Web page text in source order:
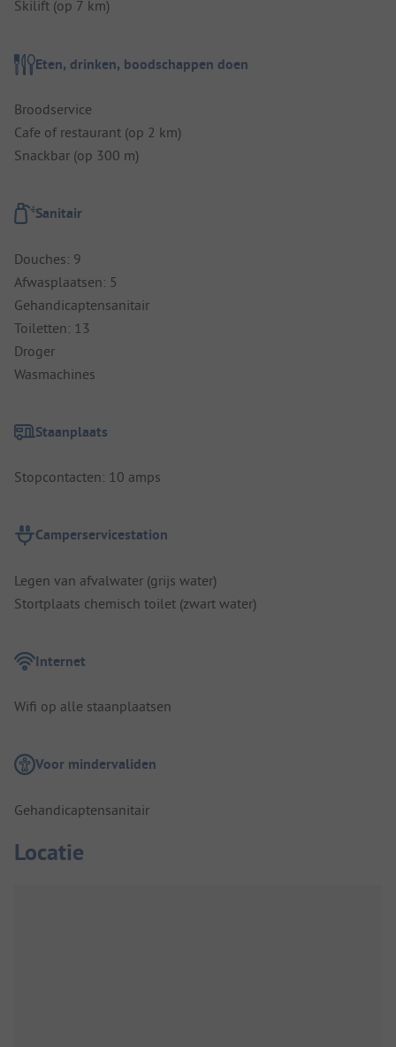
Skilift (op 7 km)
Eten, drinken, boodschappen doen
Broodservice
Cafe of restaurant (op 2 km)
Snackbar (op 300 m)
Sanitair
Douches: 9
Afwasplaatsen: 5
Gehandicaptensanitair
Toiletten: 13
Droger
Wasmachines
Staanplaats
Stopcontacten: 10 amps
Camperservicestation
Legen van afvalwater (grijs water)
Stortplaats chemisch toilet (zwart water)
Internet
Wifi op alle staanplaatsen
Voor mindervaliden
Gehandicaptensanitair
Locatie